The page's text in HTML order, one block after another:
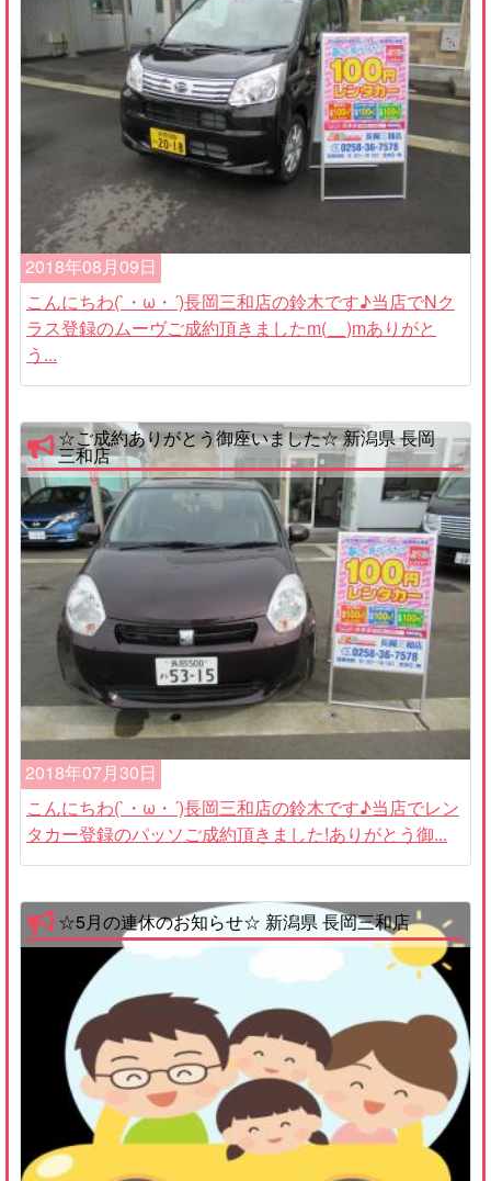
2018年08月09日
こんにちわ(`・ω・´)長岡三和店の鈴木です♪当店でNク
ラス登録のムーヴご成約頂きましたm(__)mありがと
う...
☆ご成約ありがとう御座いました☆ 新潟県 長岡
三和店
2018年07月30日
こんにちわ(`・ω・´)長岡三和店の鈴木です♪当店でレン
タカー登録のパッソご成約頂きました!ありがとう御...
☆5月の連休のお知らせ☆ 新潟県 長岡三和店